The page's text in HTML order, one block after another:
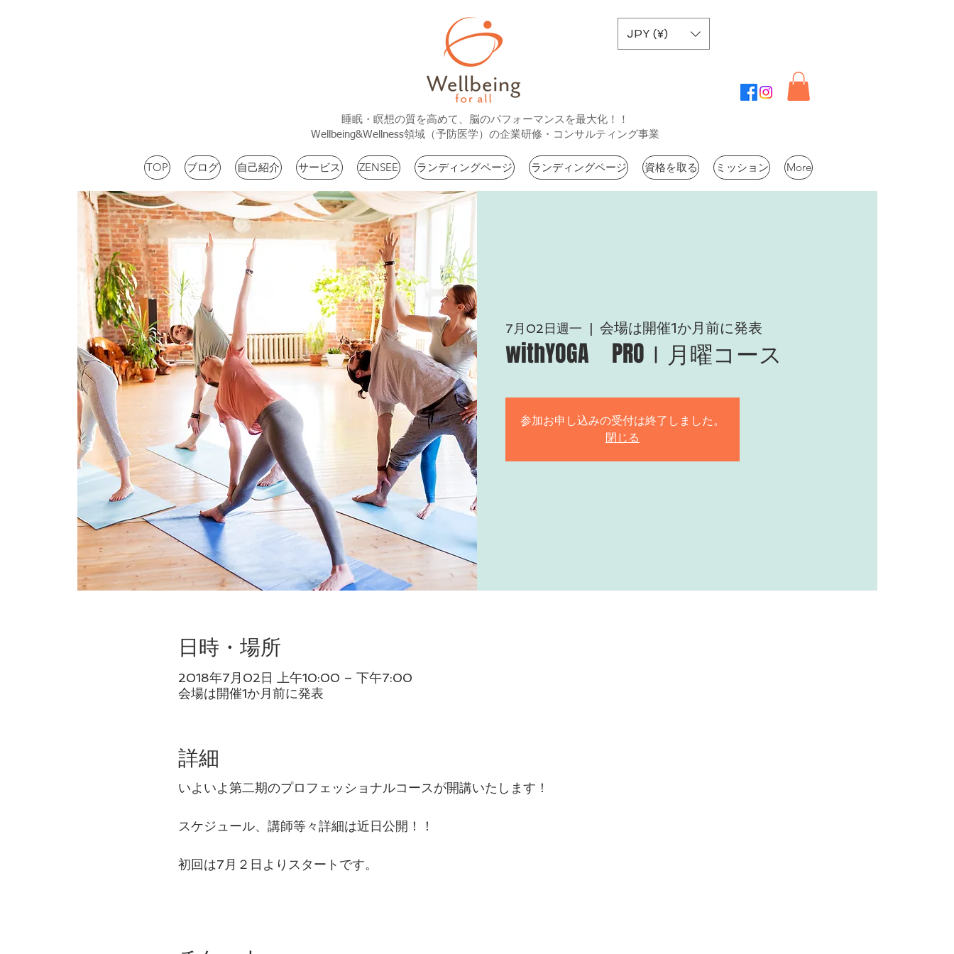
JPY (¥)
睡眠・瞑想の質を高めて、脳のパフォーマンスを最大化！！
Wellbeing&Wellness領域（予防医学）の企業研修・コンサルティング事業
TOP ブログ 自己紹介 サービス ZENSEE ランディングページ ランディングページ 資格を取る ミッション More
7月02日週一 会場は開催1か月前に発表
withYOGA PROⅠ月曜コース
参加お申し込みの受付は終了しました。
閉じる
日時・場所
2018年7月02日 上午10:00 – 下午7:00
会場は開催1か月前に発表
詳細
いよいよ第二期のプロフェッショナルコースが開講いたします！
スケジュール、講師等々詳細は近日公開！！
初回は7月２日よりスタートです。